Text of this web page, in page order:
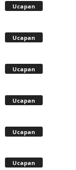
Ucapan
Ucapan
Ucapan
Ucapan
Ucapan
Ucapan